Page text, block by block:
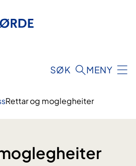
SØK MENY
Rettar og moglegheiter